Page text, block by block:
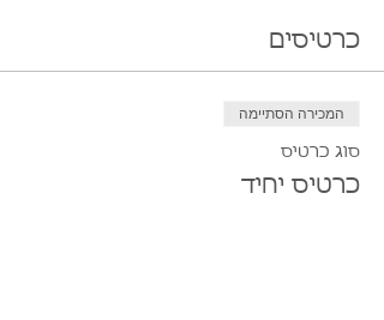
כרטיסים
המכירה הסתיימה
סוג כרטיס
כרטיס יחיד